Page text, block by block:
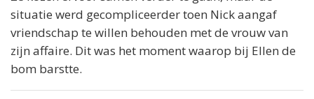
situatie werd gecompliceerder toen Nick aangaf
vriendschap te willen behouden met de vrouw van
zijn affaire. Dit was het moment waarop bij Ellen de
bom barstte.